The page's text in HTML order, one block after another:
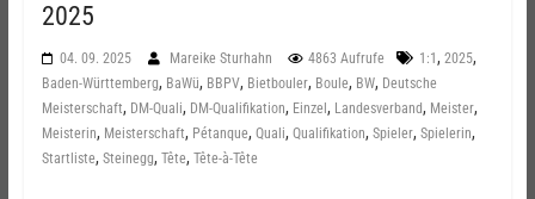
2025
04. 09. 2025 Mareike Sturhahn 4863 Aufrufe 1:1 , 2025,
Baden-Württemberg, BaWü, BBPV, Bietbouler, Boule, BW, Deutsche
Meisterschaft, DM-Quali, DM-Qualifikation, Einzel , Landesverband, Meister,
Meisterin, Meisterschaft, Pétanque, Quali, Qualifikation, Spieler, Spielerin,
Startliste, Steinegg, Tête, Tête-à-Tête